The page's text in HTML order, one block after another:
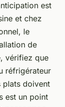
est
et chez
le
de
vérifiez que
réfrigérateur
plats doivent
est un point